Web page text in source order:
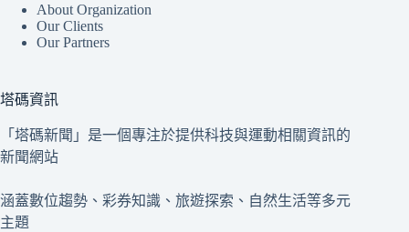
About Organization
Our Clients
Our Partners
塔碼資訊
「塔碼新聞」是一個專注於提供科技與運動相關資訊的
新聞網站
涵蓋數位趨勢、彩券知識、旅遊探索、自然生活等多元
主題